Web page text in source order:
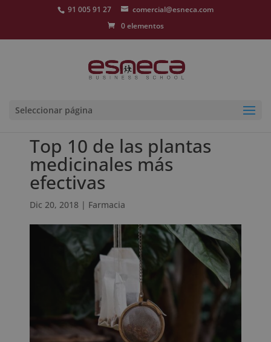
91 005 91 27
comercial@esneca.com
0 elementos
Seleccionar página
Top 10 de las plantas
medicinales más
efectivas
Dic 20, 2018 | Farmacia